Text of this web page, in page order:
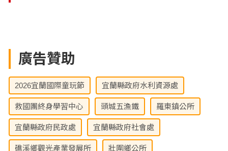
廣告贊助
2026宜蘭國際童玩節 宜蘭縣政府水利資源處
救國團終身學習中心 頭城五漁鐵 羅東鎮公所
宜蘭縣政府民政處 宜蘭縣政府社會處
礁溪鄉觀光產業發展所 壯圍鄉公所